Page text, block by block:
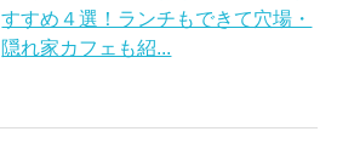
すすめ４選！ランチもできて穴場・
隠れ家カフェも紹...